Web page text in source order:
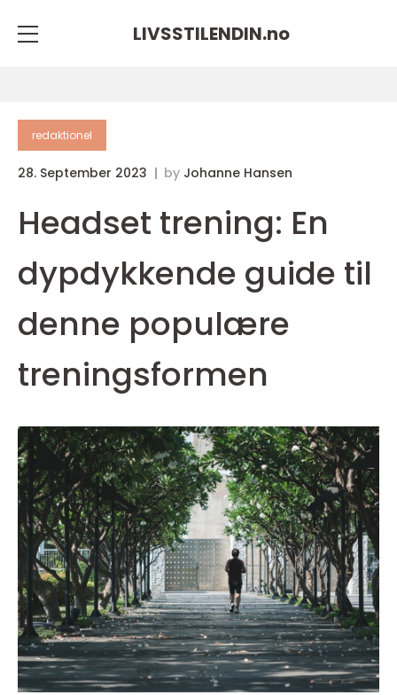
LIVSSTILENDIN.no
redaktionel
28. September 2023 by Johanne Hansen
Headset trening: En
dypdykkende guide til
denne populære
treningsformen